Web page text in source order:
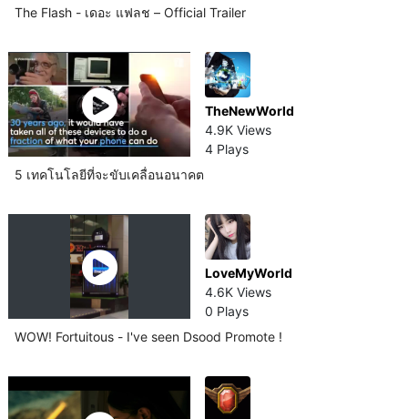
The Flash - เดอะ แฟลช – Official Trailer
TheNewWorld
4.9K Views
4 Plays
5 เทคโนโลยี​ที่จะขับเคลื่อนอนาคต
LoveMyWorld
4.6K Views
0 Plays
WOW! Fortuitous - I've seen Dsood Promote !